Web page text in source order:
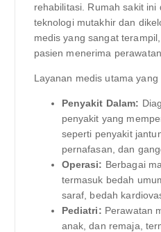
rehabilitasi. Rumah sakit ini
teknologi mutakhir dan
medis yang sangat
pasien menerima
Layanan medis utama
Penyakit Dalam:
penyakit yang
seperti penyakit
pernafasan, dan
Operasi: Berbagai
termasuk bedah
saraf, bedah
Pediatri: Perawatan
anak, dan remaja,